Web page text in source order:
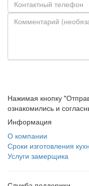
Нажимая кнопку
ознакомились и
Информация
О компании
Сроки изготовления
Услуги замерщика